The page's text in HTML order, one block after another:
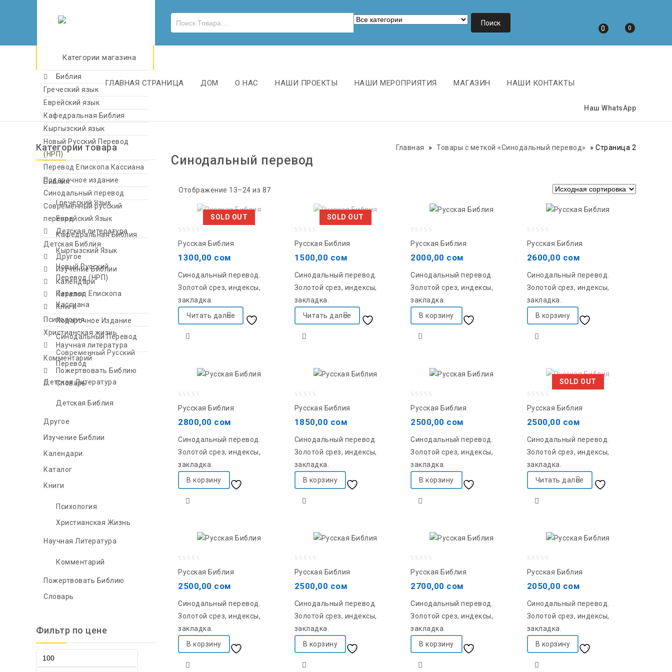
0 0
Категории магазина
Библия
Греческий язык
Еврейский язык
Кафедральная Библия
Кыргызский язык
Новый Русский Перевод
(НРП)
Перевод Епископа Кассиана
Подарочное издание
Синодальный перевод
Современный русский
перевод
Детская литература
Детская Библия
Другое
Изучение Библии
Календари
Каталог
Книги
Психология
Христианская жизнь
Научная литература
Комментарий
Пожертвовать Библию
Словарь
ГЛАВНАЯ СТРАНИЦА ДОМ О НАС НАШИ ПРОЕКТЫ НАШИ МЕРОПРИЯТИЯ МАГАЗИН НАШИ КОНТАКТЫ
Наш WhatsApp
Главная » Товары с меткой «Синодальный перевод» » Страница 2
Синодальный перевод
Отображение 13–24 из 87
SOLD OUT
5
Русская Библия
1300,00 сом
Синодальный перевод.
Золотой срез, индексы,
закладка.
Читать далее
SOLD OUT
5
Русская Библия
1500,00 сом
Синодальный перевод.
Золотой срез, индексы,
закладка.
Читать далее
5
Русская Библия
2000,00 сом
Синодальный перевод.
Золотой срез, индексы,
закладка.
В корзину
5
Русская Библия
2600,00 сом
Синодальный перевод.
Золотой срез, индексы,
закладка.
В корзину
5
Русская Библия
2800,00 сом
Синодальный перевод.
Золотой срез, индексы,
закладка.
В корзину
5
Русская Библия
1850,00 сом
Синодальный перевод.
Золотой срез, индексы,
закладка.
В корзину
5
Русская Библия
2500,00 сом
Синодальный перевод.
Золотой срез, индексы,
закладка.
В корзину
SOLD OUT
5
Русская Библия
2500,00 сом
Синодальный перевод.
Золотой срез, индексы,
закладка.
Читать далее
5
Русская Библия
2500,00 сом
Синодальный перевод.
Золотой срез, индексы,
закладка.
В корзину
5
Русская Библия
2500,00 сом
Синодальный перевод.
Золотой срез, индексы,
закладка.
В корзину
5
Русская Библия
2700,00 сом
Синодальный перевод.
Золотой срез, индексы,
закладка.
В корзину
5
Русская Библия
2050,00 сом
Синодальный перевод.
Золотой срез, индексы,
закладка.
В корзину
Категории товара
Библия
Греческий Язык
Еврейский Язык
Кафедральная Библия
Кыргызский Язык
Новый Русский
Перевод (НРП)
Перевод Епископа
Кассиана
Подарочное Издание
Синодальный Перевод
Современный Русский
Перевод
Детская Литература
Детская Библия
Другое
Изучение Библии
Календари
Каталог
Книги
Психология
Христианская Жизнь
Научная Литература
Комментарий
Пожертвовать Библию
Словарь
Фильтр по цене